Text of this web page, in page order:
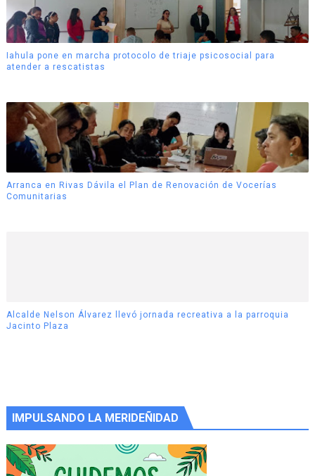
Iahula pone en marcha protocolo de triaje psicosocial para
atender a rescatistas
Arranca en Rivas Dávila el Plan de Renovación de Vocerías
Comunitarias
Alcalde Nelson Álvarez llevó jornada recreativa a la parroquia
Jacinto Plaza
IMPULSANDO LA MERIDEÑIDAD